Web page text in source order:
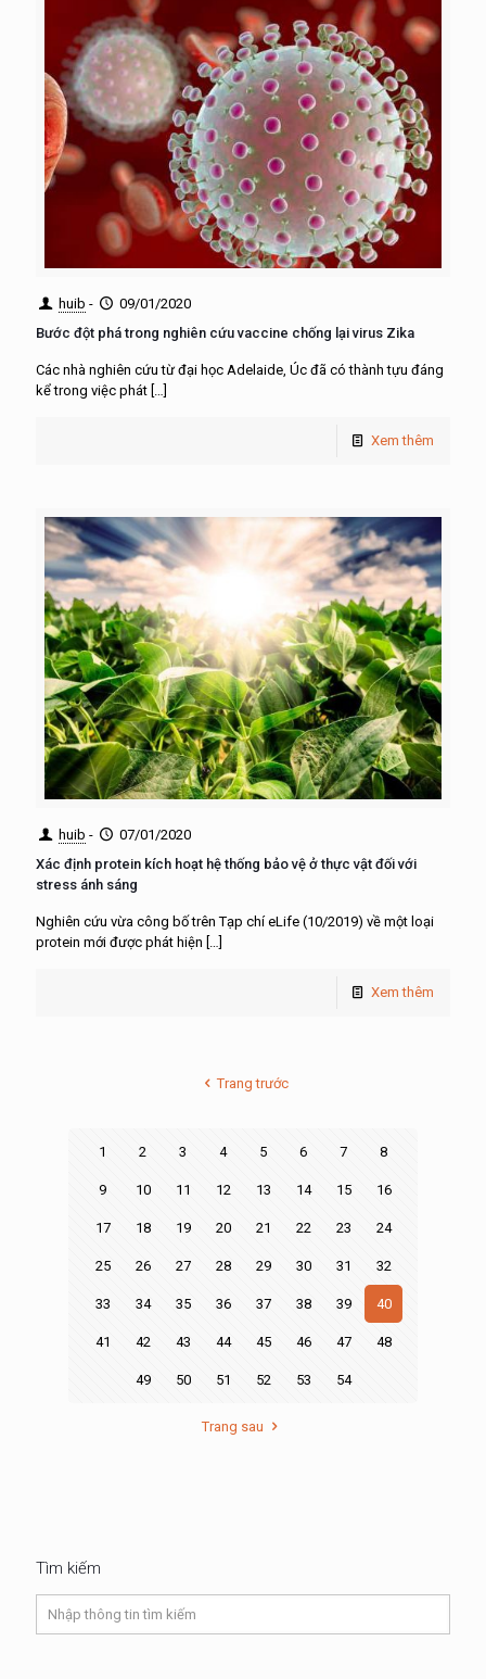
huib -
09/01/2020
Bước đột phá trong nghiên cứu vaccine chống lại virus Zika
Các nhà nghiên cứu từ đại học Adelaide, Úc đã có thành tựu đáng
kể trong việc phát […]
Xem thêm
huib -
07/01/2020
Xác định protein kích hoạt hệ thống bảo vệ ở thực vật đối với
stress ánh sáng
Nghiên cứu vừa công bố trên Tạp chí eLife (10/2019) về một loại
protein mới được phát hiện […]
Xem thêm
Trang trước
1 2 3 4 5 6 7 8
9 10 11 12 13 14 15 16
17 18 19 20 21 22 23 24
25 26 27 28 29 30 31 32
33 34 35 36 37 38 39 40
41 42 43 44 45 46 47 48
49 50 51 52 53 54
Trang sau
Tìm kiếm